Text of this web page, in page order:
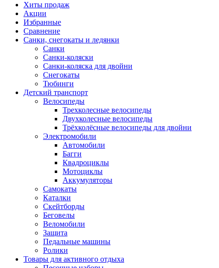
Хиты продаж
Акции
Избранные
Сравнение
Санки, снегокаты и ледянки
Санки
Санки-коляски
Санки-коляска для двойни
Снегокаты
Тюбинги
Детский транспорт
Велосипеды
Трехколесные велосипеды
Двухколесные велосипеды
Трёхколёсные велосипеды для двойни
Электромобили
Автомобили
Багги
Квадроциклы
Мотоциклы
Аккумуляторы
Самокаты
Каталки
Скейтборды
Беговелы
Веломобили
Защита
Педальные машины
Ролики
Товары для активного отдыха